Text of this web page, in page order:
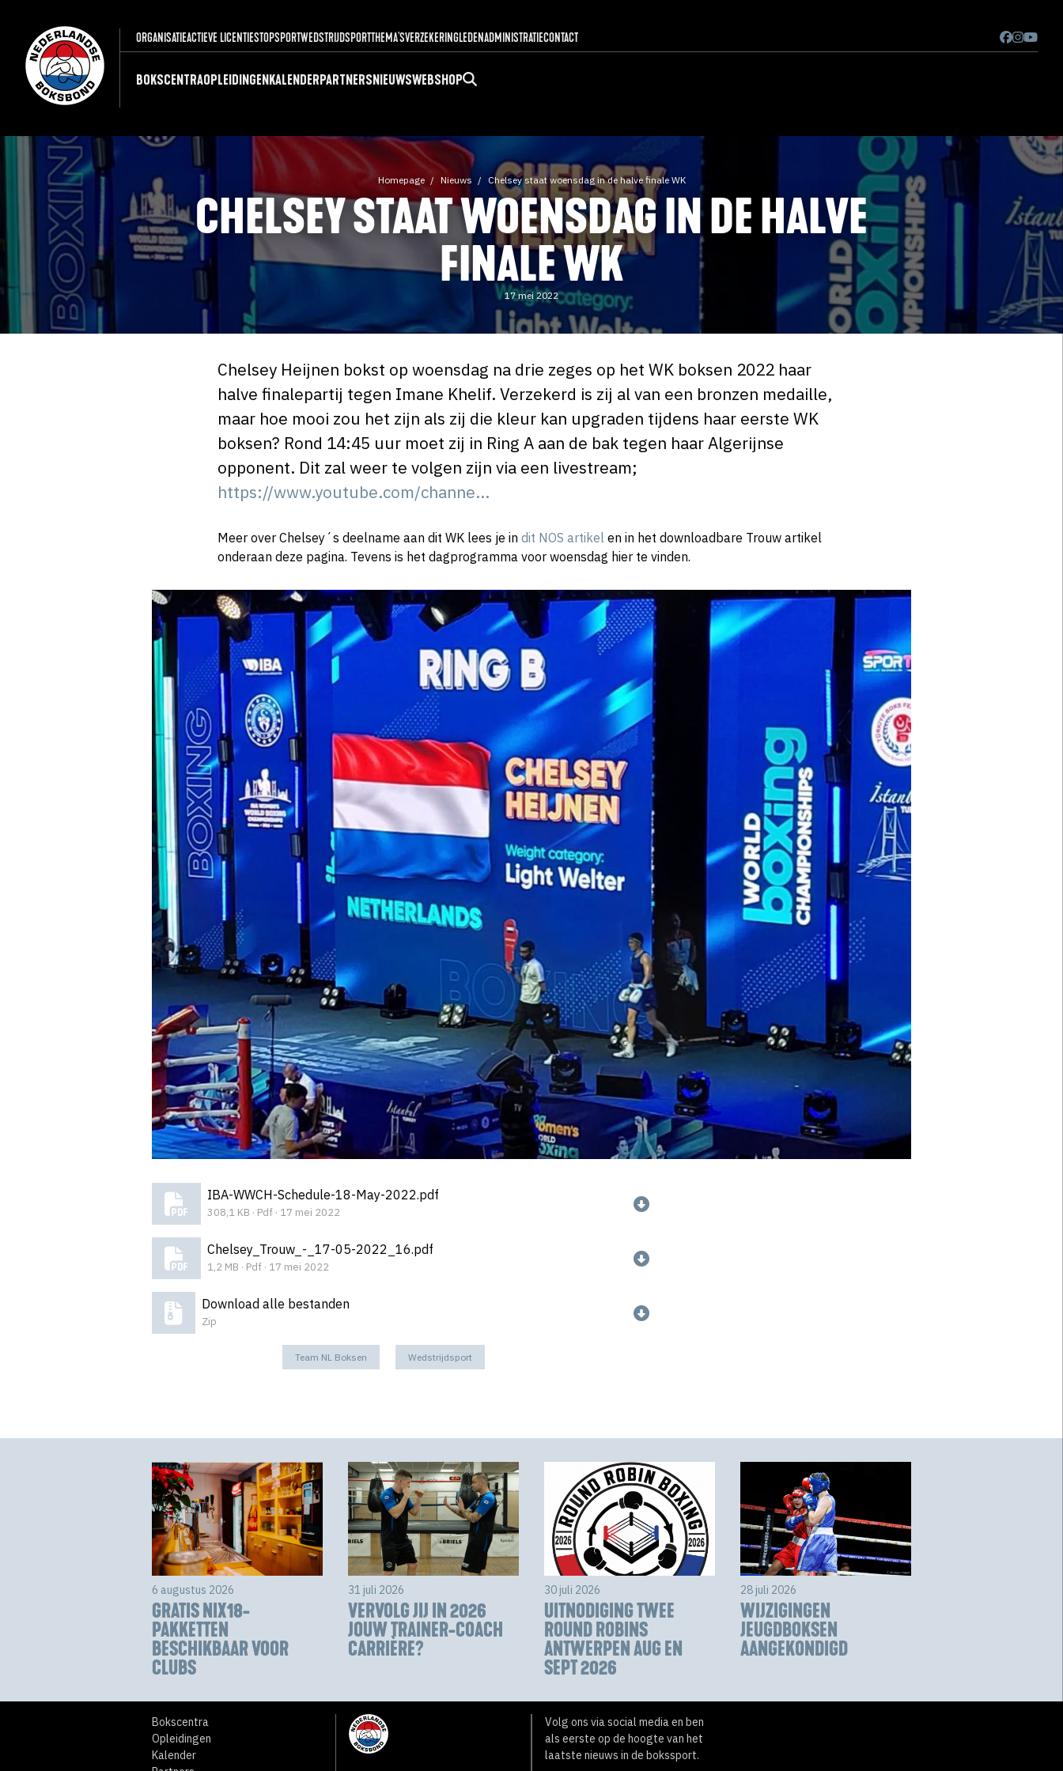
ORGANISATIEACTIEVE LICENTIESTOPSPORTWEDSTRIJDSPORTTHEMA'SVERZEKERINGLEDENADMINISTRATIECONTACT
BOKSCENTRAOPLEIDINGENKALENDERPARTNERSNIEUWSWEBSHOP
Homepage Nieuws Chelsey staat woensdag in de halve finale WK
CHELSEY STAAT WOENSDAG IN DE HALVE
FINALE WK
17 mei 2022
Chelsey Heijnen bokst op woensdag na drie zeges op het WK boksen 2022 haar
halve finalepartij tegen Imane Khelif. Verzekerd is zij al van een bronzen medaille,
maar hoe mooi zou het zijn als zij die kleur kan upgraden tijdens haar eerste WK
boksen? Rond 14:45 uur moet zij in Ring A aan de bak tegen haar Algerijnse
opponent. Dit zal weer te volgen zijn via een livestream;
https://www.youtube.com/channe...
Meer over Chelsey´s deelname aan dit WK lees je in dit NOS artikelen in het downloadbare Trouw artikel
onderaan deze pagina. Tevens is het dagprogramma voor woensdag hier te vinden.
IBA-WWCH-Schedule-18-May-2022.pdf
308,1 KB · Pdf · 17 mei 2022
Chelsey_Trouw_-_17-05-2022_16.pdf
1,2 MB · Pdf · 17 mei 2022
Download alle bestanden
Zip
Team NL Boksen Wedstrijdsport
6 augustus 2026
GRATIS NIX18-
PAKKETTEN
BESCHIKBAAR VOOR
CLUBS
31 juli 2026
VERVOLG JIJ IN 2026
JOUW TRAINER-COACH
CARRIÈRE?
30 juli 2026
UITNODIGING TWEE
ROUND ROBINS
ANTWERPEN AUG EN
SEPT 2026
28 juli 2026
WIJZIGINGEN
JEUGDBOKSEN
AANGEKONDIGD
Bokscentra
Opleidingen
Kalender
Volg ons via social media en ben
als eerste op de hoogte van het
laatste nieuws in de bokssport.